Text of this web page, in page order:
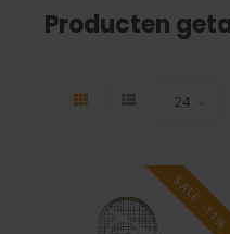
Producten
SALE -11%